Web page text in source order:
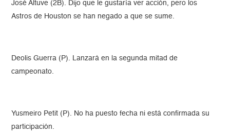
José Altuve (2B). Dijo que le gustaría ver acción, pero los
Astros de Houston se han negado a que se sume.
Deolis Guerra (P). Lanzará en la segunda mitad de
campeonato.
Yusmeiro Petit (P). No ha puesto fecha ni está confirmada su
participación.